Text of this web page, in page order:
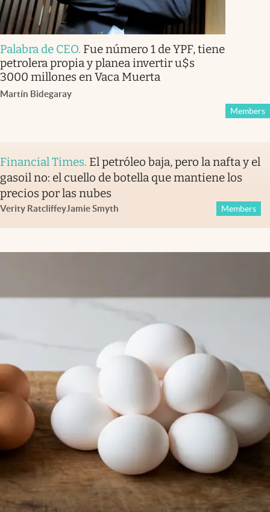
Palabra de CEO. Fue número 1 de YPF, tiene
petrolera propia y planea invertir u$s
3000 millones en Vaca Muerta
Martín Bidegaray
Members
Financial Times. El petróleo baja, pero la nafta y el
gasoil no: el cuello de botella que mantiene los
precios por las nubes
Verity RatcliffeyJamie Smyth Members